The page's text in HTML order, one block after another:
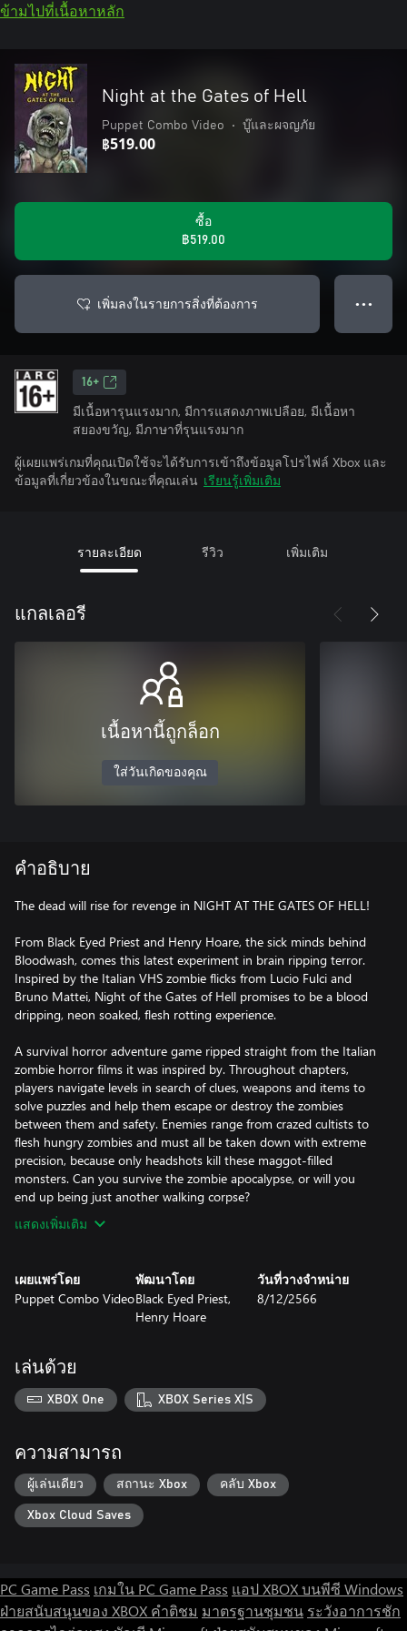
ข้ามไปที่เนื้อหาหลัก
Night at the Gates of Hell
Puppet Combo Video • บู๊และผจญภัย
฿519.00
ซื้อ
฿519.00
เพิ่มลงในรายการสิ่งที่ต้องการ ● ● ●
16+
มีเนื้อหารุนแรงมาก, มีการแสดงภาพเปลือย, มีเนื้อหา
สยองขวัญ, มีภาษาที่รุนแรงมาก
ผู้เผยแพร่เกมที่คุณเปิดใช้จะได้รับการเข้าถึงข้อมูลโปรไฟล์ Xbox และ
ข้อมูลที่เกี่ยวข้องในขณะที่คุณเล่น เรียนรู้เพิ่มเติม
รายละเอียด รีวิว เพิ่มเติม
แกลเลอรี
เนื้อหานี้ถูกล็อก
ใส่วันเกิดของคุณ
คำอธิบาย
The dead will rise for revenge in NIGHT AT THE GATES OF HELL!
From Black Eyed Priest and Henry Hoare, the sick minds behind
Bloodwash, comes this latest experiment in brain ripping terror.
Inspired by the Italian VHS zombie flicks from Lucio Fulci and
Bruno Mattei, Night of the Gates of Hell promises to be a blood
dripping, neon soaked, flesh rotting experience.
A survival horror adventure game ripped straight from the Italian
zombie horror films it was inspired by. Throughout chapters,
players navigate levels in search of clues, weapons and items to
solve puzzles and help them escape or destroy the zombies
between them and safety. Enemies range from crazed cultists to
flesh hungry zombies and must all be taken down with extreme
precision, because only headshots kill these maggot-filled
monsters. Can you survive the zombie apocalypse, or will you
แสดงเพิ่มเติม
เผยแพร่โดย
Puppet Combo Video
พัฒนาโดย
Black Eyed Priest,
Henry Hoare
วันที่วางจำหน่าย
8/12/2566
เล่นด้วย
XBOX One XBOX Series X|S
ความสามารถ
ผู้เล่นเดียว สถานะ Xbox คลับ Xbox
Xbox Cloud Saves
PC Game Pass เกมใน PC Game Pass แอป XBOX บนพีซี Windows
ฝ่ายสนับสนุนของ XBOX คำติชม มาตรฐานชุมชน ระวังอาการชัก